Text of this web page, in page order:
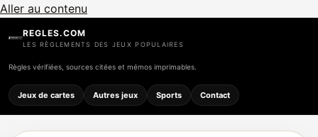
Aller au contenu
REGLES.COM
LES RÈGLEMENTS DES JEUX POPULAIRES
Règles vérifiées, sources citées et mémos imprimables.
Jeux de cartes Autres jeux Sports Contact